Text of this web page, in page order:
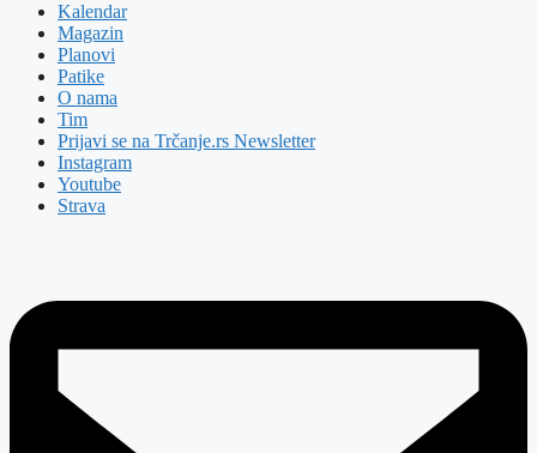
Kalendar
Magazin
Planovi
Patike
O nama
Tim
Prijavi se na Trčanje.rs Newsletter
Instagram
Youtube
Strava